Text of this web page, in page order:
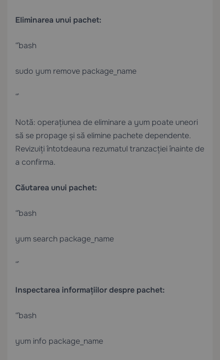
Eliminarea unui pachet:
“`bash
sudo yum remove package_name
“`
Notă: operațiunea de eliminare a yum poate uneori
să se propage și să elimine pachete dependente.
Revizuiți întotdeauna rezumatul tranzacției înainte de
a confirma.
Căutarea unui pachet:
“`bash
yum search package_name
“`
Inspectarea informațiilor despre pachet:
“`bash
yum info package_name